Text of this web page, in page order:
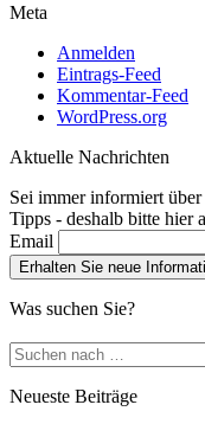
Meta
Anmelden
Eintrags-Feed
Kommentar-Feed
WordPress.org
Aktuelle Nachrichten
Sei immer informiert
Tipps - deshalb bitte hier
Email
Was suchen Sie?
Suchen
nach …
Neueste Beiträge